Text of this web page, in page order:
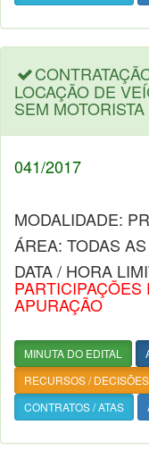
LOCAÇÃO DE
SEM MOTORISTA
041/2017
MODALIDADE:
ÁREA: TODAS
DATA / HORA
APURAÇÃO
MINUTA DO EDITAL
RECURSOS / DECISÕES
CONTRATOS / ATAS